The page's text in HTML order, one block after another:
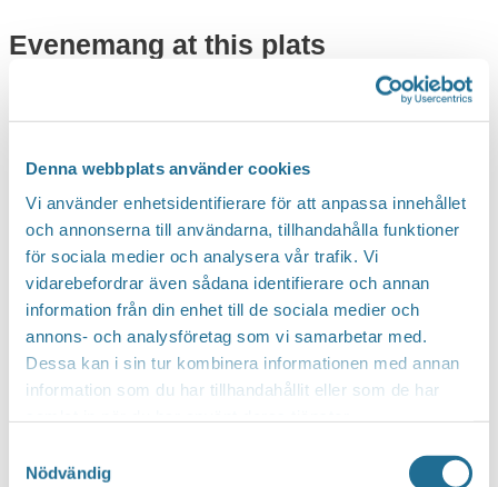
Denna webbplats använder cookies
Vi använder enhetsidentifierare för att anpassa innehållet
och annonserna till användarna, tillhandahålla funktioner
för sociala medier och analysera vår trafik. Vi
vidarebefordrar även sådana identifierare och annan
information från din enhet till de sociala medier och
annons- och analysföretag som vi samarbetar med.
Dessa kan i sin tur kombinera informationen med annan
information som du har tillhandahållit eller som de har
Nödvändig
Evenemang at this plats